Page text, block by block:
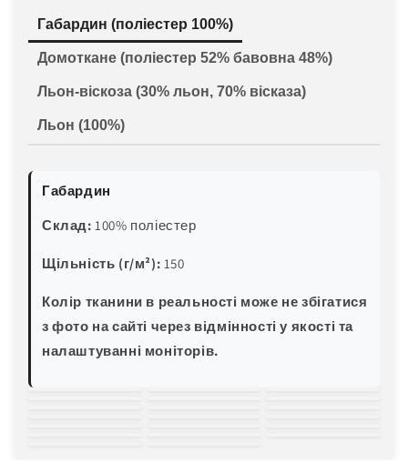
Габардин (поліестер 100%)
Домоткане (поліестер 52% бавовна 48%)
Льон-віскоза (30% льон, 70% вісказа)
Льон (100%)
Габардин
Склад: 100% поліестер
Щільність (г/м²): 150
Колір тканини в реальності може не збігатися
з фото на сайті через відмінності у якості та
налаштуванні моніторів.